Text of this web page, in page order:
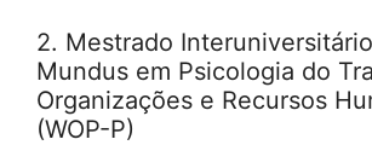
2. Mestrado
Mundus em Psicologia do
Organizações e Recursos
(WOP-P)